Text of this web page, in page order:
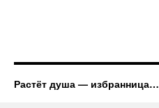
Растёт душа — избранница…